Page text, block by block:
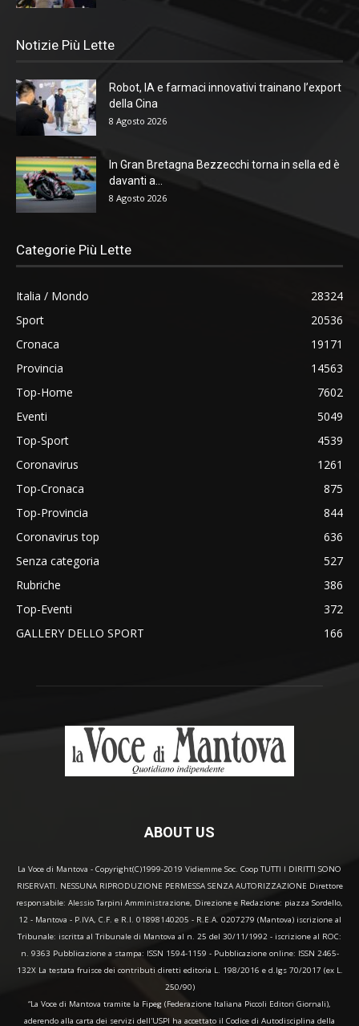
Notizie Più Lette
Robot, IA e farmaci innovativi trainano l’export
della Cina
8 Agosto 2026
In Gran Bretagna Bezzecchi torna in sella ed è
davanti a...
8 Agosto 2026
Categorie Più Lette
Italia / Mondo
28324
Sport
20536
Cronaca
19171
Provincia
14563
Top-Home
7602
Eventi
5049
Top-Sport
4539
Coronavirus
1261
Top-Cronaca
875
Top-Provincia
844
Coronavirus top
636
Senza categoria
527
Rubriche
386
Top-Eventi
372
GALLERY DELLO SPORT
166
ABOUT US
La Voce di Mantova - Copyright(C)1999-2019 Vidiemme Soc. Coop TUTTI I DIRITTI SONO
RISERVATI. NESSUNA RIPRODUZIONE PERMESSA SENZA AUTORIZZAZIONE Direttore
responsabile: Alessio Tarpini Amministrazione, Direzione e Redazione: piazza Sordello,
12 - Mantova - P.IVA, C.F. e R.I. 01898140205 - R.E.A. 0207279 (Mantova) iscrizione al
Tribunale: iscritta al Tribunale di Mantova al n. 25 del 30/11/1992 - iscrizione al ROC:
n. 9363 Pubblicazione a stampa: ISSN 1594-1159 - Pubblicazione online: ISSN 2465-
132X La testata fruisce dei contributi diretti editoria L. 198/2016 e d.lgs 70/2017 (ex L.
250/90)
“La Voce di Mantova tramite la Fipeg (Federazione Italiana Piccoli Editori Giornali),
aderendo alla carta dei servizi dell'USPI ha accettato il Codice di Autodisciplina della